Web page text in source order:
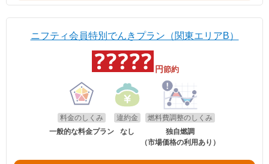
ニフティ会員特別でんきプラン（関東エリアB）
円節約
料金のしくみ
一般的な料金プラン
違約金
なし
燃料費調整のしくみ
独自燃調
（市場価格の利用あり）